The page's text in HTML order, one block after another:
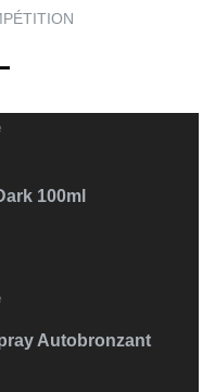
100ml
Autobronzant